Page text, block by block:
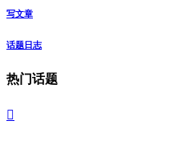
写文章
话题日志
热门话题
